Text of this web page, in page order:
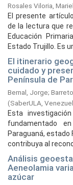
Rosales Viloria,
El presente
de la lectura que
Educación
Estado Trujillo. Es
El itinerario
cuidado y
Península de
Bernal, Jorge;
(SaberULA,
Esta
fundamentado
Paraguaná,
contribuya al
Análisis
Aeneolamia
azúcar